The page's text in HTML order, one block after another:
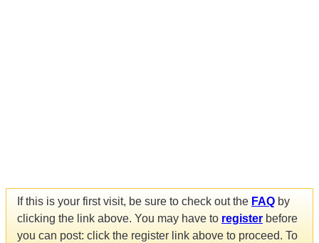
If this is your first visit, be sure to check out the FAQ by
clicking the link above. You may have to register before
you can post: click the register link above to proceed. To